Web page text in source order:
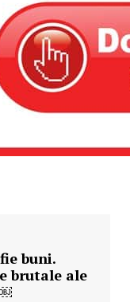
buni.
brutale ale